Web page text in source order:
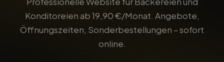
Konditoreien ab 19,90 €/Monat. Angebote,
Öffnungszeiten, Sonderbestellungen – sofort
online.